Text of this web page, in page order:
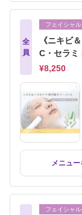
全
員
フェイシャル
《ニキビ
C・セラ
¥8,250
メニュー
フェイシャル